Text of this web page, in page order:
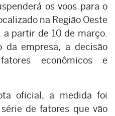
os voos para o
na Região Oeste
partir de 10 de março.
da empresa, a decisão
econômicos e
oficial, a medida foi
de fatores que vão